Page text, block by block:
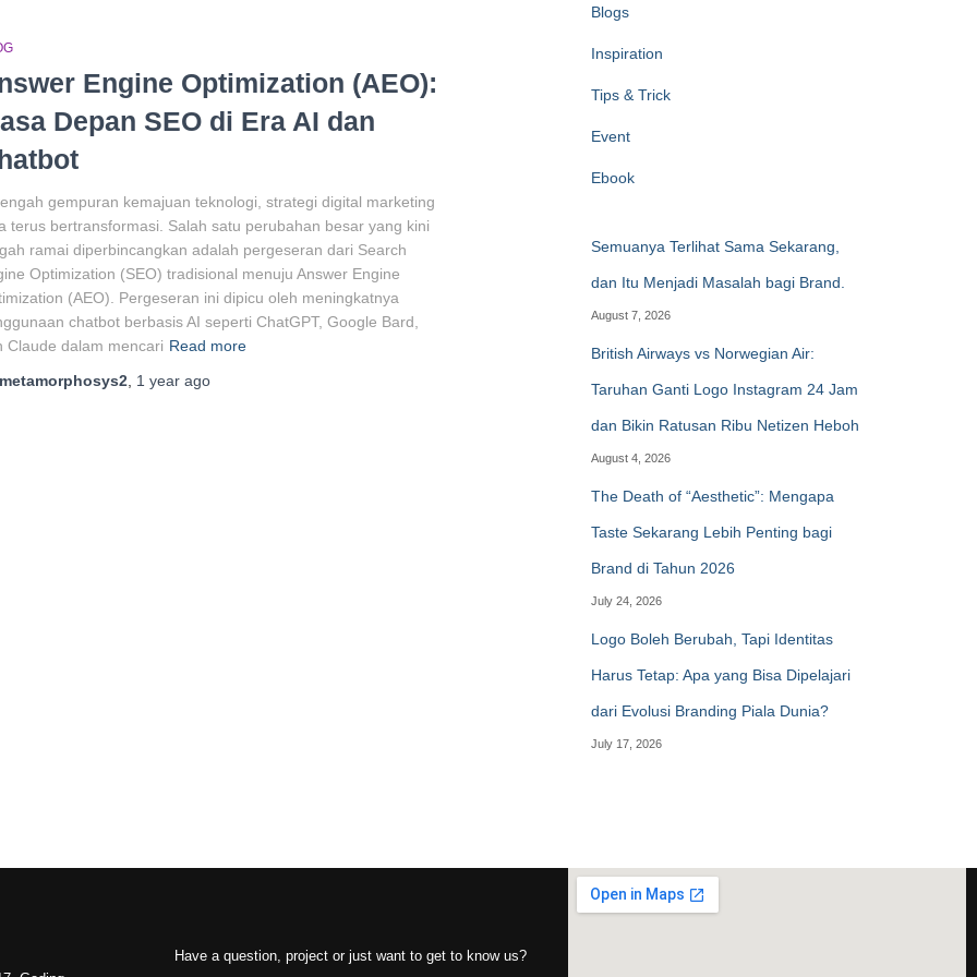
Engine Optimization (AEO):
Depan SEO di Era AI dan
gempuran kemajuan teknologi, strategi digital marketing
terus bertransformasi. Salah satu perubahan besar yang kini
ramai diperbincangkan adalah pergeseran dari Search
Optimization (SEO) tradisional menuju Answer Engine
(AEO). Pergeseran ini dipicu oleh meningkatnya
chatbot berbasis AI seperti ChatGPT, Google Bard,
Claude dalam mencari Read more
metamorphosys2 1 year ago
Blogs
Inspiration
Tips & Trick
Event
Ebook
Semuanya Terlihat Sama Sekarang,
dan Itu Menjadi Masalah bagi Brand.
August 7, 2026
British Airways vs Norwegian Air:
Taruhan Ganti Logo Instagram 24 Jam
dan Bikin Ratusan Ribu Netizen Heboh
August 4, 2026
The Death of “Aesthetic”: Mengapa
Taste Sekarang Lebih Penting bagi
Brand di Tahun 2026
July 24, 2026
Logo Boleh Berubah, Tapi Identitas
Harus Tetap: Apa yang Bisa Dipelajari
dari Evolusi Branding Piala Dunia?
July 17, 2026
Have a question, project or just want to get to know us?